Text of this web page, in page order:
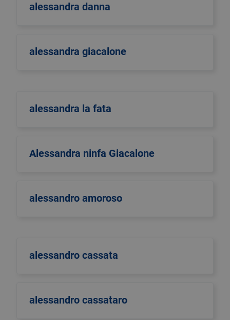
alessandra danna
alessandra giacalone
alessandra la fata
Alessandra ninfa Giacalone
alessandro amoroso
alessandro cassata
alessandro cassataro